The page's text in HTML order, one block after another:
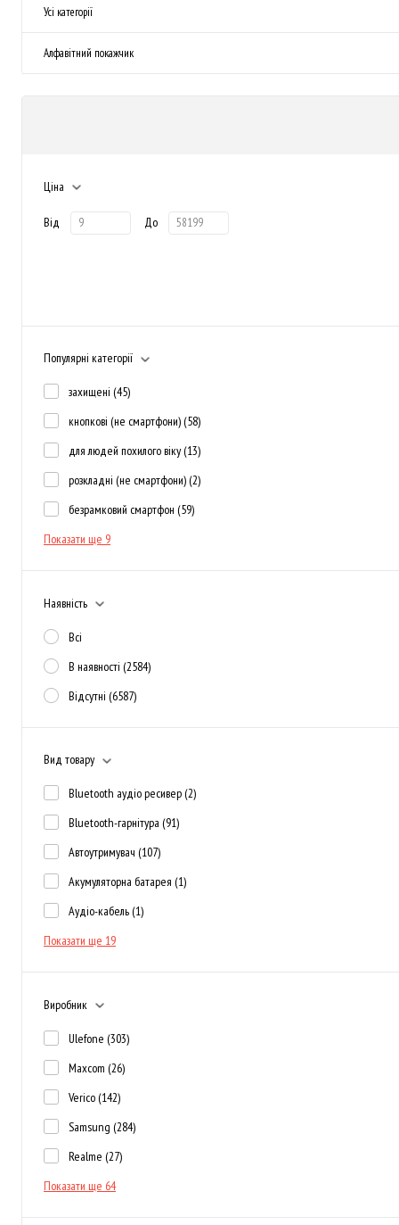
Усі категорії
Алфавітний покажчик
Ціна
Від До
Популярні категорії
захищені (45)
кнопкові (не смартфони) (58)
для людей похилого віку (13)
розкладні (не смартфони) (2)
безрамковий смартфон (59)
Показати ще 9
Наявність
Всі
В наявності (2584)
Відсутні (6587)
Вид товару
Bluetooth аудіо ресивер (2)
Bluetooth-гарнітура (91)
Автоутримувач (107)
Акумуляторна батарея (1)
Аудіо-кабель (1)
Показати ще 19
Виробник
Ulefone (303)
Maxcom (26)
Verico (142)
Samsung (284)
Realme (27)
Показати ще 64